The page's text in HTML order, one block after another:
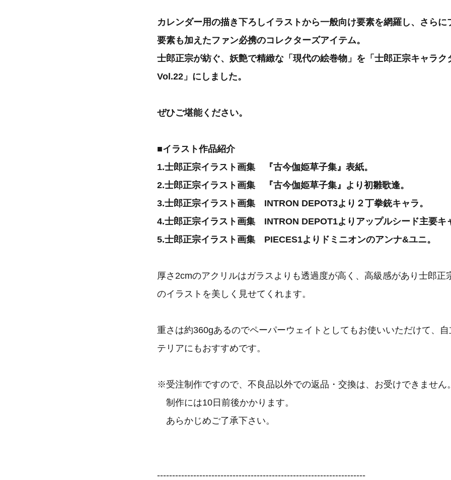
カレンダー用の描き下ろしイラストから一般向け要素を網羅し、さらに
要素も加えたファン必携のコレクターズアイテム。
士郎正宗が紡ぐ、妖艶で精緻な「現代の絵巻物」を「士郎正宗キャラク
Vol.22」にしました。
ぜひご堪能ください。
■イラスト作品紹介
1.士郎正宗イラスト画集 『古今伽姫草子集』表紙。
2.士郎正宗イラスト画集 『古今伽姫草子集』より初雛歌逢。
3.士郎正宗イラスト画集 INTRON DEPOT3より２丁拳銃キャラ。
4.士郎正宗イラスト画集 INTRON DEPOT1よりアップルシード主要キ
5.士郎正宗イラスト画集 PIECES1よりドミニオンのアンナ&ユニ。
厚さ2cmのアクリルはガラスよりも透過度が高く、高級感があり士郎正
のイラストを美しく見せてくれます。
重さは約360gあるのでペーパーウェイトとしてもお使いいただけて、
テリアにもおすすめです。
※受注制作ですので、不良品以外での返品・交換は、お受けできません
制作には10日前後かかります。
あらかじめご了承下さい。
---------------------------------------------------------------------